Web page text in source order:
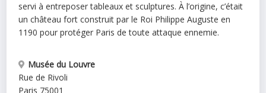
servi à entreposer tableaux et sculptures. À l’origine, c’était
un château fort construit par le Roi Philippe Auguste en
1190 pour protéger Paris de toute attaque ennemie.
Musée du Louvre
Rue de Rivoli
Paris 75001